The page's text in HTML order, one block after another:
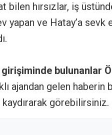
bilen hırsızlar, iş
yapan ve Hatay’a sevk
girişiminde bulunanlar
ajandan gelen
görebilirsiniz.